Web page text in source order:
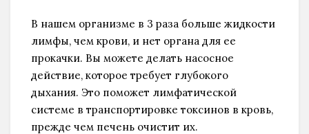
В нашем организме в 3 раза больше жидкости
лимфы, чем крови, и нет органа для ее
прокачки. Вы можете делать насосное
действие, которое требует глубокого
дыхания. Это поможет лимфатической
системе в транспортировке токсинов в кровь,
прежде чем печень очистит их.